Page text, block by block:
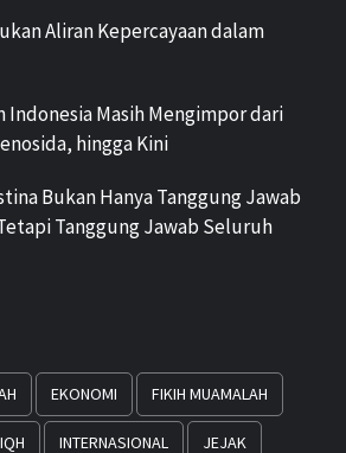
Aliran Kepercayaan dalam
Indonesia Masih Mengimpor dari
hingga Kini
Bukan Hanya Tanggung Jawab
Tanggung Jawab Seluruh
EKONOMI FIKIH MUAMALAH
INTERNASIONAL JEJAK